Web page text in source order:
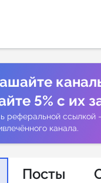
5% с их
реферальной ссылкой
канала.
Посты